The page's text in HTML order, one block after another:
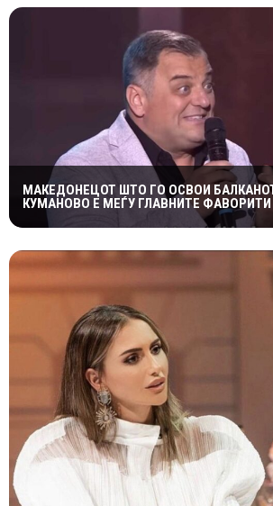
МАКЕДОНЕЦОТ ШТО ГО ОСВОИ
КУМАНОВО Е МЕЃУ ГЛАВНИТЕ
Е ДОЦНА”